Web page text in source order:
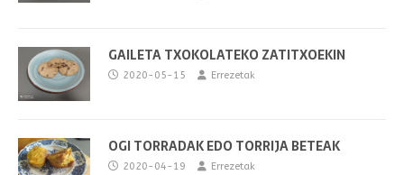
GAILETA TXOKOLATEKO ZATITXOEKIN
2020-05-15 Errezetak
OGI TORRADAK EDO TORRIJA BETEAK
2020-04-19 Errezetak